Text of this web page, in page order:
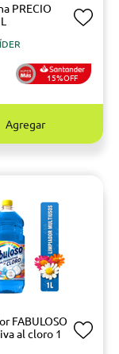
PRECIO
15%OFF
Agregar
FABULOSO
al cloro 1